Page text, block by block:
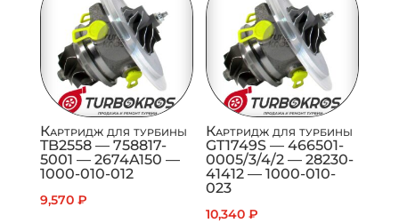
Картридж для турбины
TB2558 — 758817-
5001 — 2674A150 —
1000-010-012
9,570 ₽
Картридж для турбины
GT1749S — 466501-
0005/3/4/2 — 28230-
41412 — 1000-010-
023
10,340₽